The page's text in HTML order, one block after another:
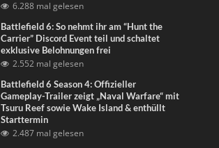
6.288 mal gelesen
Battlefield 6: So nehmt ihr am “Hunt the
Carrier” Discord Event teil und schaltet
exklusive Belohnungen frei
2.552 mal gelesen
Battlefield 6 Season 4: Offizieller
Gameplay-Trailer zeigt „Naval Warfare“ mit
Tsuru Reef sowie Wake Island & enthüllt
Starttermin
2.487 mal gelesen